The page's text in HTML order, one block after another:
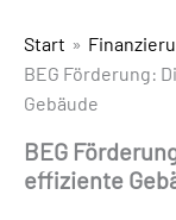
Start
BEG Förderung:
Gebäude
BEG
effiziente